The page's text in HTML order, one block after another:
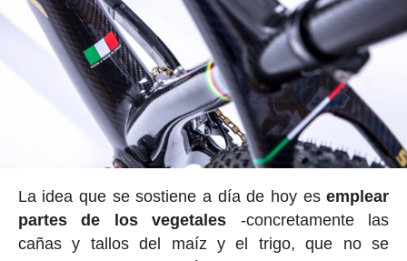
La idea que se sostiene a día de hoy esemplear
partes de los vegetales -concretamente las
cañas y tallos del maíz y el trigo, que no se